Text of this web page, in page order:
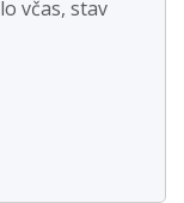
včas, stav